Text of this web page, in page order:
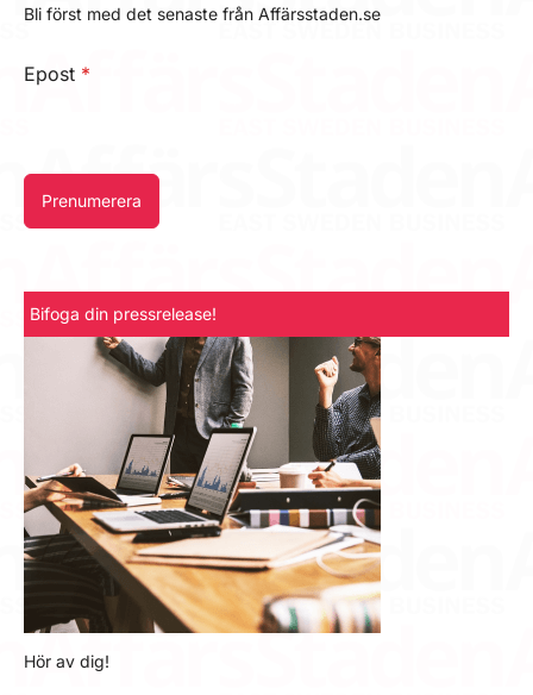
Bli först med det senaste från Affärsstaden.se
Epost *
Prenumerera
Bifoga din pressrelease!
Hör av dig!